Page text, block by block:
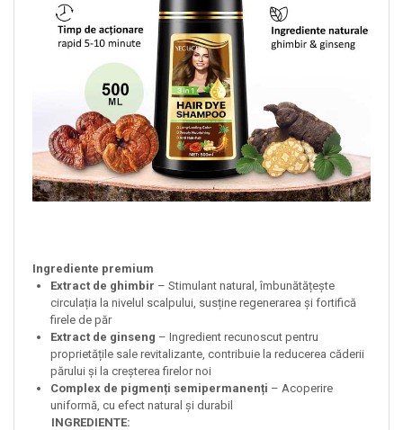
Ingrediente premium
Extract de ghimbir – Stimulant natural, îmbunătățește
circulația la nivelul scalpului, susține regenerarea și fortifică
firele de păr
Extract de ginseng – Ingredient recunoscut pentru
proprietățile sale revitalizante, contribuie la reducerea căderii
părului și la creșterea firelor noi
Complex de pigmenți semipermanenți – Acoperire
uniformă, cu efect natural și durabil
INGREDIENTE: